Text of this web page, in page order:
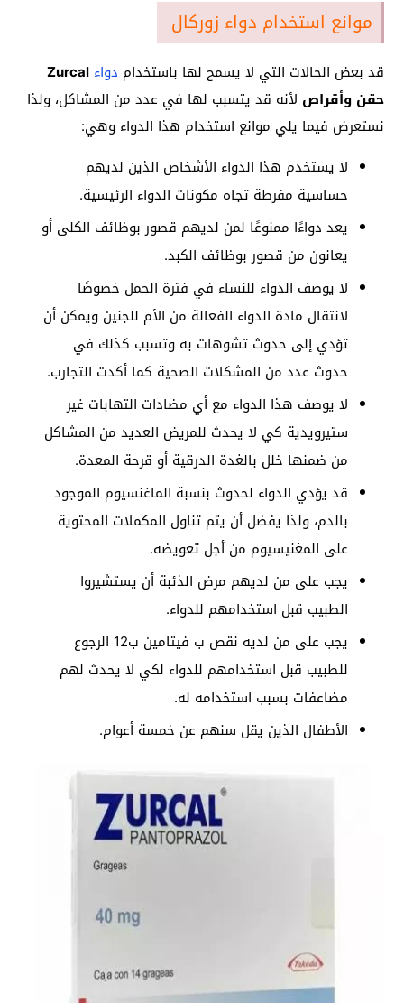
موانع استخدام دواء زوركال
قد بعض الحالات التي لا يسمح لها باستخدام دواءZurcal
حقن وأقراص لأنه قد يتسبب لها في عدد من المشاكل، ولذا
نستعرض فيما يلي موانع استخدام هذا الدواء وهي:
لا يستخدم هذا الدواء الأشخاص الذين لديهم
حساسية مفرطة تجاه مكونات الدواء الرئيسية.
يعد دواءًا ممنوعًا لمن لديهم قصور بوظائف الكلى أو
يعانون من قصور بوظائف الكبد.
لا يوصف الدواء للنساء في فترة الحمل خصوصًا
لانتقال مادة الدواء الفعالة من الأم للجنين ويمكن أن
تؤدي إلى حدوث تشوهات به وتسبب كذلك في
حدوث عدد من المشكلات الصحية كما أكدت التجارب.
لا يوصف هذا الدواء مع أي مضادات التهابات غير
ستيرويدية كي لا يحدث للمريض العديد من المشاكل
من ضمنها خلل بالغدة الدرقية أو قرحة المعدة.
قد يؤدي الدواء لحدوث بنسبة الماغنسيوم الموجود
بالدم، ولذا يفضل أن يتم تناول المكملات المحتوية
على المغنيسيوم من أجل تعويضه.
يجب على من لديهم مرض الذئبة أن يستشيروا
الطبيب قبل استخدامهم للدواء.
يجب على من لديه نقص ب فيتامين ب12 الرجوع
للطبيب قبل استخدامهم للدواء لكي لا يحدث لهم
مضاعفات بسبب استخدامه له.
الأطفال الذين يقل سنهم عن خمسة أعوام.